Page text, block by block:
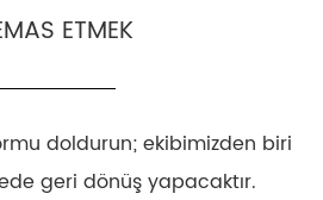
ETMEK
doldurun; ekibimizden biri
geri dönüş yapacaktır.